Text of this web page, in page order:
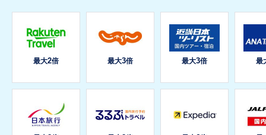
最大2倍 最大3倍 最大3倍 最